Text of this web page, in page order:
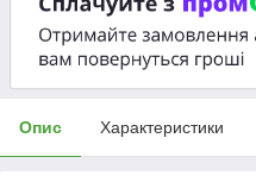
Опис Характеристики